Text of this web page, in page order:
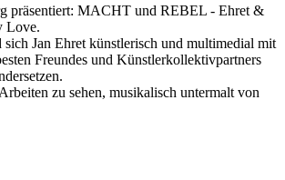
präsentiert: MACHT und REBEL - Ehret &
Love.
Jan Ehret künstlerisch und multimedial mit
Freundes und Künstlerkollektivpartners
zu sehen, musikalisch untermalt von